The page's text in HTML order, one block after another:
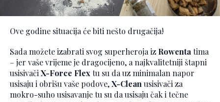
Ove godine situacija će biti nešto drugačija!
Sada možete izabrati svog superheroja iz Rowentatima
– jer vaše vrijeme je dragocijeno, a najkvalitetniji štapni
usisivačiX-Force Flextu su da uz minimalan napor
usisaju i obrišu vaše podove,X-Cleanusisivači za
mokro-suho usisavanje tu su da usisaju čak i tečne